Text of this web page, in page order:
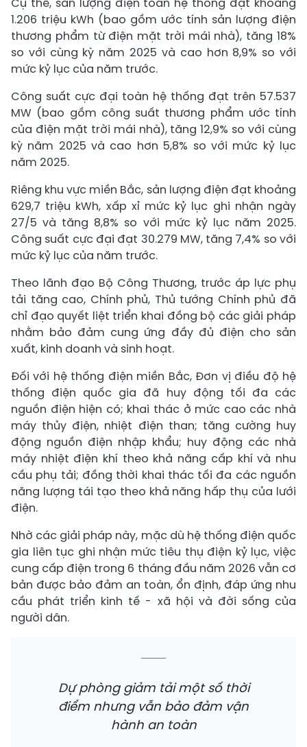
1.206 triệu kWh (bao gồm ước tính sản lượng điện
thương phẩm từ điện mặt trời mái nhà), tăng 18%
so với cùng kỳ năm 2025 và cao hơn 8,9% so với
mức kỷ lục của năm trước.
Công suất cực đại toàn hệ thống đạt trên 57.537
MW (bao gồm công suất thương phẩm ước tính
của điện mặt trời mái nhà), tăng 12,9% so với cùng
kỳ năm 2025 và cao hơn 5,8% so với mức kỷ lục
năm 2025.
Riêng khu vực miền Bắc, sản lượng điện đạt khoảng
629,7 triệu kWh, xấp xỉ mức kỷ lục ghi nhận ngày
27/5 và tăng 8,8% so với mức kỷ lục năm 2025.
Công suất cực đại đạt 30.279 MW, tăng 7,4% so với
mức kỷ lục của năm trước.
Theo lãnh đạo Bộ Công Thương, trước áp lực phụ
tải tăng cao, Chính phủ, Thủ tướng Chính phủ đã
chỉ đạo quyết liệt triển khai đồng bộ các giải pháp
nhằm bảo đảm cung ứng đầy đủ điện cho sản
xuất, kinh doanh và sinh hoạt.
Đối với hệ thống điện miền Bắc, Đơn vị điều độ hệ
thống điện quốc gia đã huy động tối đa các
nguồn điện hiện có; khai thác ở mức cao các nhà
máy thủy điện, nhiệt điện than; tăng cường huy
động nguồn điện nhập khẩu; huy động các nhà
máy nhiệt điện khí theo khả năng cấp khí và nhu
cầu phụ tải; đồng thời khai thác tối đa các nguồn
năng lượng tái tạo theo khả năng hấp thụ của lưới
điện.
Nhờ các giải pháp này, mặc dù hệ thống điện quốc
gia liên tục ghi nhận mức tiêu thụ điện kỷ lục, việc
cung cấp điện trong 6 tháng đầu năm 2026 vẫn cơ
bản được bảo đảm an toàn, ổn định, đáp ứng nhu
cầu phát triển kinh tế - xã hội và đời sống của
người dân.
Dự phòng giảm tải một số thời
điểm nhưng vẫn bảo đảm vận
hành an toàn